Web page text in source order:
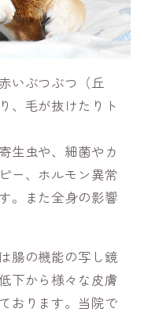
いぶつぶつ（丘
、毛が抜けたりト
生虫や、細菌やカ
ー、ホルモン異常
。また全身の影響
腸の機能の写し鏡
下から様々な皮膚
おります。当院で